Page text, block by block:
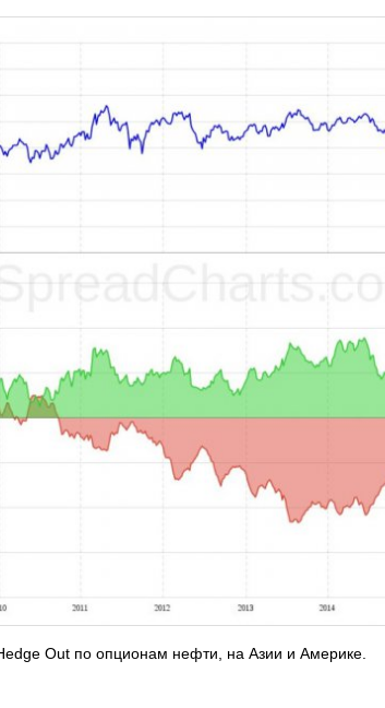
Out по опционам нефти, на Азии и Америке.